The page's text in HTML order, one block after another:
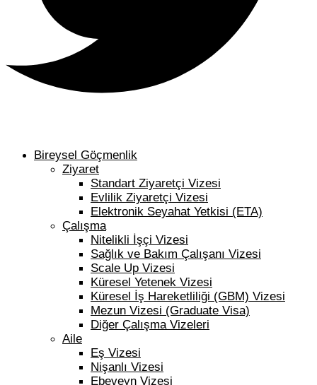
Bireysel Göçmenlik
Ziyaret
Standart Ziyaretçi Vizesi
Evlilik Ziyaretçi Vizesi
Elektronik Seyahat Yetkisi (ETA)
Çalışma
Nitelikli İşçi Vizesi
Sağlık ve Bakım Çalışanı Vizesi
Scale Up Vizesi
Küresel Yetenek Vizesi
Küresel İş Hareketliliği (GBM) Vizesi
Mezun Vizesi (Graduate Visa)
Diğer Çalışma Vizeleri
Aile
Eş Vizesi
Nişanlı Vizesi
Ebeveyn Vizesi